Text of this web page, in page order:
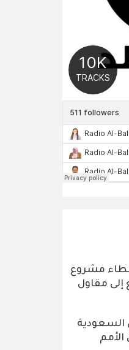
عطاء مشروع
إلى مقاول
السعودية
الأمم